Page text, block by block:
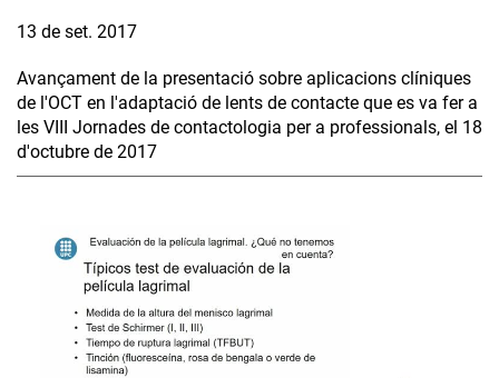
13 de set. 2017
Avançament de la presentació sobre aplicacions clíniques
de l'OCT en l'adaptació de lents de contacte que es va fer a
les VIII Jornades de contactologia per a professionals, el 18
d'octubre de 2017